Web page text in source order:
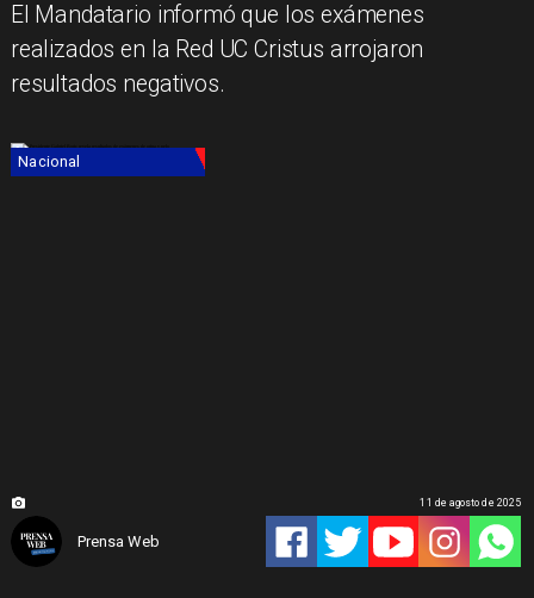
El Mandatario informó que los exámenes
realizados en la Red UC Cristus arrojaron
resultados negativos.
Nacional
Prensa Web
11 de agosto de 2025